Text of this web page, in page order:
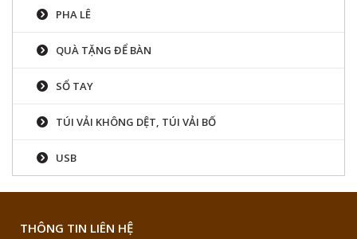
PHA LÊ
QUÀ TẶNG ĐỂ BÀN
SỔ TAY
TÚI VẢI KHÔNG DỆT, TÚI VẢI BỐ
USB
THÔNG TIN LIÊN HỆ